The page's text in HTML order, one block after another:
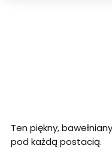
Ten piękny,
pod każdą postacią.